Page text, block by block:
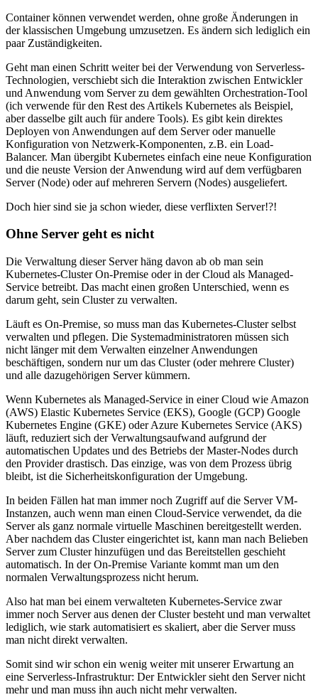
Container können verwendet werden, ohne große Änderungen in
der klassischen Umgebung umzusetzen. Es ändern sich lediglich ein
paar Zuständigkeiten.
Geht man einen Schritt weiter bei der Verwendung von Serverless-
Technologien, verschiebt sich die Interaktion zwischen Entwickler
und Anwendung vom Server zu dem gewählten Orchestration-Tool
(ich verwende für den Rest des Artikels Kubernetes als Beispiel,
aber dasselbe gilt auch für andere Tools). Es gibt kein direktes
Deployen von Anwendungen auf dem Server oder manuelle
Konfiguration von Netzwerk-Komponenten, z.B. ein Load-
Balancer. Man übergibt Kubernetes einfach eine neue Konfiguration
und die neuste Version der Anwendung wird auf dem verfügbaren
Server (Node) oder auf mehreren Servern (Nodes) ausgeliefert.
Doch hier sind sie ja schon wieder, diese verflixten Server!?!
Ohne Server geht es nicht
Die Verwaltung dieser Server häng davon ab ob man sein
Kubernetes-Cluster On-Premise oder in der Cloud als Managed-
Service betreibt. Das macht einen großen Unterschied, wenn es
darum geht, sein Cluster zu verwalten.
Läuft es On-Premise, so muss man das Kubernetes-Cluster selbst
verwalten und pflegen. Die Systemadministratoren müssen sich
nicht länger mit dem Verwalten einzelner Anwendungen
beschäftigen, sondern nur um das Cluster (oder mehrere Cluster)
und alle dazugehörigen Server kümmern.
Wenn Kubernetes als Managed-Service in einer Cloud wie Amazon
(AWS) Elastic Kubernetes Service (EKS), Google (GCP) Google
Kubernetes Engine (GKE) oder Azure Kubernetes Service (AKS)
läuft, reduziert sich der Verwaltungsaufwand aufgrund der
automatischen Updates und des Betriebs der Master-Nodes durch
den Provider drastisch. Das einzige, was von dem Prozess übrig
bleibt, ist die Sicherheitskonfiguration der Umgebung.
In beiden Fällen hat man immer noch Zugriff auf die Server VM-
Instanzen, auch wenn man einen Cloud-Service verwendet, da die
Server als ganz normale virtuelle Maschinen bereitgestellt werden.
Aber nachdem das Cluster eingerichtet ist, kann man nach Belieben
Server zum Cluster hinzufügen und das Bereitstellen geschieht
automatisch. In der On-Premise Variante kommt man um den
normalen Verwaltungsprozess nicht herum.
Also hat man bei einem verwalteten Kubernetes-Service zwar
immer noch Server aus denen der Cluster besteht und man verwaltet
lediglich, wie stark automatisiert es skaliert, aber die Server muss
man nicht direkt verwalten.
Somit sind wir schon ein wenig weiter mit unserer Erwartung an
eine Serverless-Infrastruktur: Der Entwickler sieht den Server nicht
mehr und man muss ihn auch nicht mehr verwalten.